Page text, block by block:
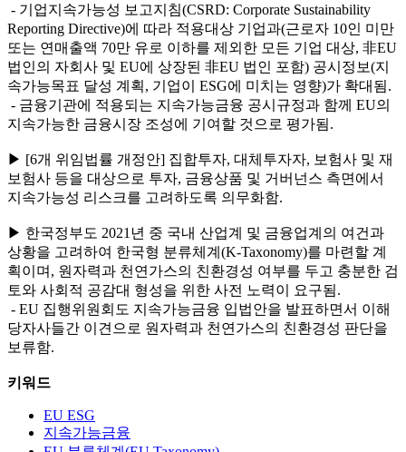
- 기업지속가능성 보고지침(CSRD: Corporate Sustainability
Reporting Directive)에 따라 적용대상 기업과(근로자 10인 미만
또는 연매출액 70만 유로 이하를 제외한 모든 기업 대상, 非EU
법인의 자회사 및 EU에 상장된 非EU 법인 포함) 공시정보(지
속가능목표 달성 계획, 기업이 ESG에 미치는 영향)가 확대됨.
- 금융기관에 적용되는 지속가능금융 공시규정과 함께 EU의
지속가능한 금융시장 조성에 기여할 것으로 평가됨.
▶ [6개 위임법률 개정안] 집합투자, 대체투자자, 보험사 및 재
보험사 등을 대상으로 투자, 금융상품 및 거버넌스 측면에서
지속가능성 리스크를 고려하도록 의무화함.
▶ 한국정부도 2021년 중 국내 산업계 및 금융업계의 여건과
상황을 고려하여 한국형 분류체계(K-Taxonomy)를 마련할 계
획이며, 원자력과 천연가스의 친환경성 여부를 두고 충분한 검
토와 사회적 공감대 형성을 위한 사전 노력이 요구됨.
- EU 집행위원회도 지속가능금융 입법안을 발표하면서 이해
당자사들간 이견으로 원자력과 천연가스의 친환경성 판단을
보류함.
키워드
EU ESG
지속가능금융